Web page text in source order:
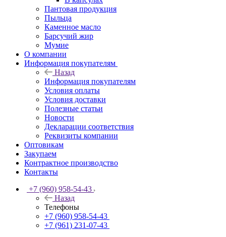
Пантовая продукция
Пыльца
Каменное масло
Барсучий жир
Мумие
О компании
Информация покупателям
Назад
Информация покупателям
Условия оплаты
Условия доставки
Полезные статьи
Новости
Декларации соответствия
Реквизиты компании
Оптовикам
Закупаем
Контрактное производство
Контакты
+7 (960) 958-54-43
Назад
Телефоны
+7 (960) 958-54-43
+7 (961) 231-07-43